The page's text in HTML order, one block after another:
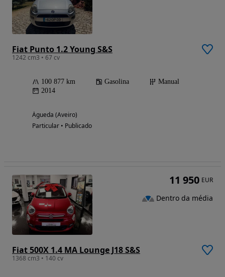
Fiat Punto 1.2 Young S&S
1242 cm3 • 67 cv
100 877 km Gasolina
Manual
2014
Águeda (Aveiro)
Particular • Publicado
Fiat 500X 1.4 MA Lounge J18 S&S
1368 cm3 • 140 cv
11 950 EUR
Dentro da média